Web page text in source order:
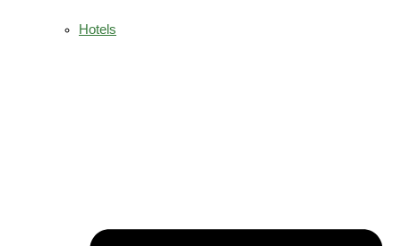
Hotels